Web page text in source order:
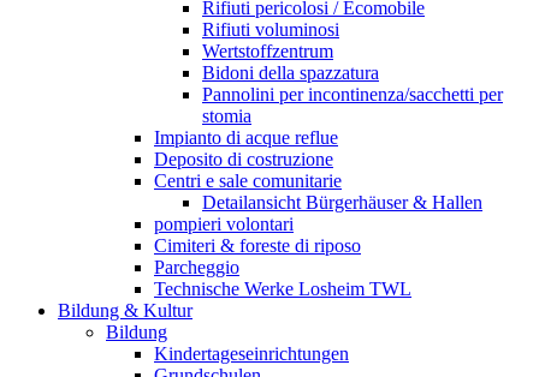
Rifiuti pericolosi / Ecomobile
Rifiuti voluminosi
Wertstoffzentrum
Bidoni della spazzatura
Pannolini per incontinenza/sacchetti per
stomia
Impianto di acque reflue
Deposito di costruzione
Centri e sale comunitarie
Detailansicht Bürgerhäuser & Hallen
pompieri volontari
Cimiteri & foreste di riposo
Parcheggio
Technische Werke Losheim TWL
Bildung & Kultur
Bildung
Kindertageseinrichtungen